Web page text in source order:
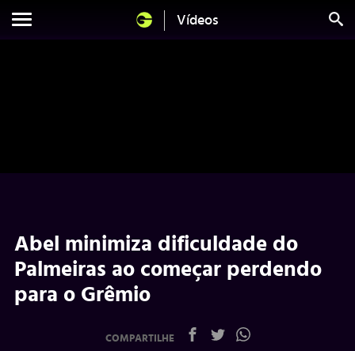
Vídeos
Abel minimiza dificuldade do
Palmeiras ao começar perdendo
para o Grêmio
COMPARTILHE